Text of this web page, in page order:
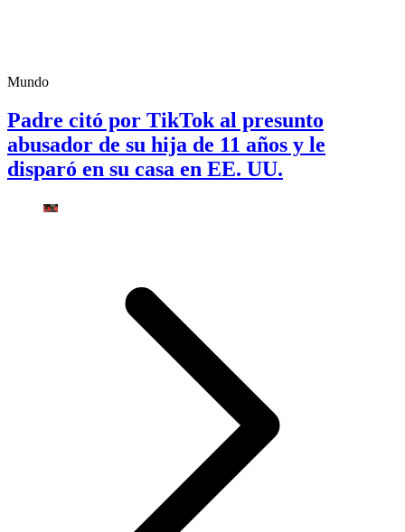
Mundo
Padre citó por TikTok al presunto
abusador de su hija de 11 años y le
disparó en su casa en EE. UU.